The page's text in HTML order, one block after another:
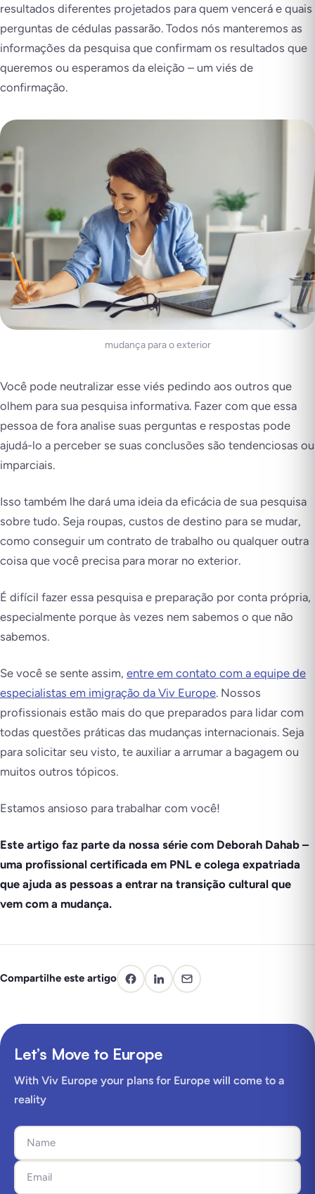
resultados diferentes projetados para quem vencerá e quais
perguntas de cédulas passarão. Todos nós manteremos as
informações da pesquisa que confirmam os resultados que
queremos ou esperamos da eleição – um viés de
confirmação.
mudança para o exterior
Você pode neutralizar esse viés pedindo aos outros que
olhem para sua pesquisa informativa. Fazer com que essa
pessoa de fora analise suas perguntas e respostas pode
ajudá-lo a perceber se suas conclusões são tendenciosas ou
imparciais.
Isso também lhe dará uma ideia da eficácia de sua pesquisa
sobre tudo. Seja roupas, custos de destino para se mudar,
como conseguir um contrato de trabalho ou qualquer outra
coisa que você precisa para morar no exterior.
É difícil fazer essa pesquisa e preparação por conta própria,
especialmente porque às vezes nem sabemos o que não
sabemos.
Se você se sente assim, entre em contato com a equipe de
especialistas em imigração da Viv Europe. Nossos
profissionais estão mais do que preparados para lidar com
todas questões práticas das mudanças internacionais. Seja
para solicitar seu visto, te auxiliar a arrumar a bagagem ou
muitos outros tópicos.
Estamos ansioso para trabalhar com você!
Este artigo faz parte da nossa série com Deborah Dahab –
uma profissional certificada em PNL e colega expatriada
que ajuda as pessoas a entrar na transição cultural que
vem com a mudança.
Compartilhe este artigo
Let’s Move to Europe
With Viv Europe your plans for Europe will come to a
reality